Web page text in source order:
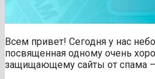
Всем привет! Сегодня у нас
посвященная одному очень
защищающему сайты от спама